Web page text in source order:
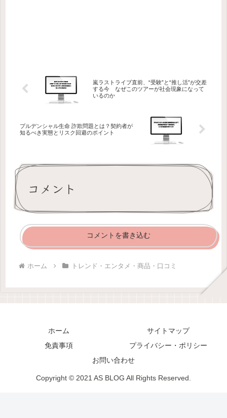
嵐ラストライブ直前、“受験”と“推し活”が交差
する今 なぜこのツアーが社会現象になって
いるのか
プルデンシャル生命 詐欺問題とは？契約者が
知るべき実態とリスク回避のポイント
コメント
コメントを書き込む
ホーム トレンド・エンタメ・商品・口コミ
ホーム
サイトマップ
免責事項
プライバシー・ポリシー
お問い合わせ
Copyright © 2021 AS BLOG All Rights Reserved.